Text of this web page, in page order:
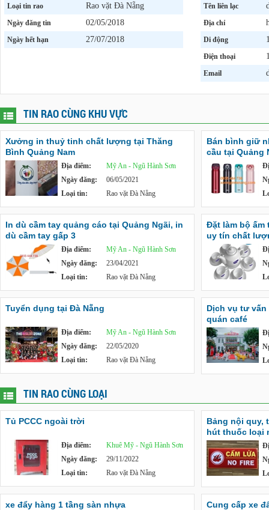
Loại tin rao Rao vặt Đà Nẵng
Ngày đăng tin 02/05/2018
Ngày hết hạn 27/07/2018
Tên liên lạc
Địa chỉ
Di động
Điện thoại
Email
TIN RAO CÙNG KHU VỰC
Xưởng in thuỷ tinh chất lượng tại Thăng
Bình Quảng Nam
Địa điểm:
Mỹ An - Ngũ Hành Sơn
Ngày đăng:
06/05/2021
Loại tin:
Rao vặt Đà Nẵng
Bán bình giữ
cầu tại Quảng
In dù cầm tay quảng cáo tại Quảng Ngãi, in
dù cầm tay gấp 3
Địa điểm:
Mỹ An - Ngũ Hành Sơn
Ngày đăng:
23/04/2021
Loại tin:
Rao vặt Đà Nẵng
Đặt làm bộ ấm
uy tín chất
Tuyển dụng tại Đà Nẵng
Địa điểm:
Mỹ An - Ngũ Hành Sơn
Ngày đăng:
22/05/2020
Loại tin:
Rao vặt Đà Nẵng
Dịch vụ tư
quán café
TIN RAO CÙNG LOẠI
Tủ PCCC ngoài trời
Địa điểm:
Khuê Mỹ - Ngũ Hành Sơn
Ngày đăng:
29/11/2022
Loại tin:
Rao vặt Đà Nẵng
Bảng nội quy,
hút thuốc loại
xe đẩy hàng 1 tầng sàn nhựa Cung cấp xe